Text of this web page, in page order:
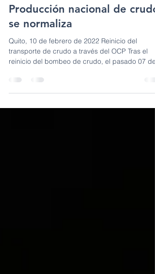
10 feb 2022
2 min de lectura
Producción nacional de crudo
se normaliza
Quito, 10 de febrero de 2022 Reinicio del
reinicio del bombeo de crudo, el pasado 07